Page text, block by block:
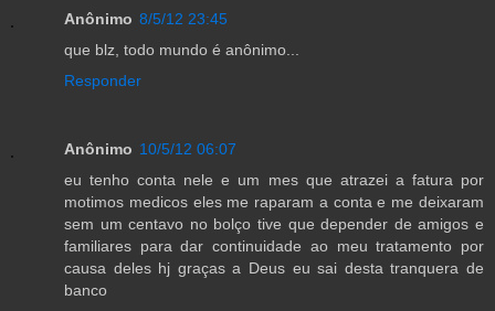
Anônimo 8/5/12 23:45
que blz, todo mundo é anônimo...
Responder
Anônimo 10/5/12 06:07
eu tenho conta nele e um mes que atrazei a fatura por
motimos medicos eles me raparam a conta e me deixaram
sem um centavo no bolço tive que depender de amigos e
familiares para dar continuidade ao meu tratamento por
causa deles hj graças a Deus eu sai desta tranquera de
banco